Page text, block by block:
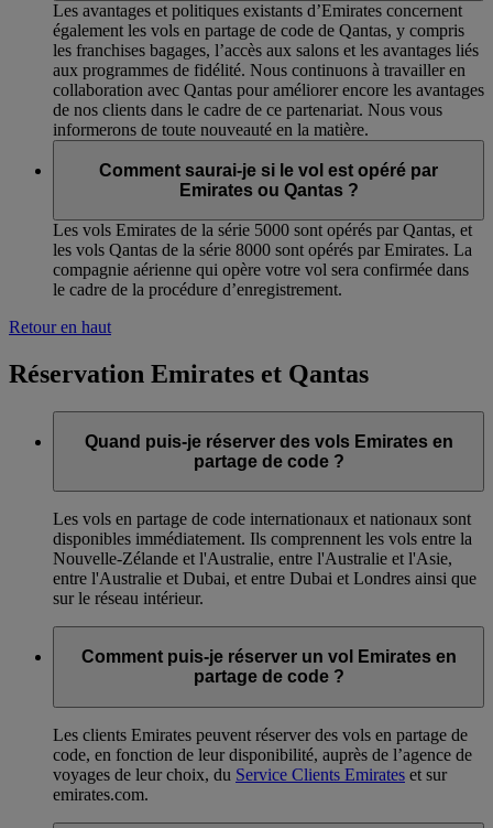
Les avantages et politiques existants d’Emirates concernent
également les vols en partage de code de Qantas, y compris
les franchises bagages, l’accès aux salons et les avantages liés
aux programmes de fidélité. Nous continuons à travailler en
collaboration avec Qantas pour améliorer encore les avantages
de nos clients dans le cadre de ce partenariat. Nous vous
informerons de toute nouveauté en la matière.
Comment saurai-je si le vol est opéré par
Emirates ou Qantas ?
Les vols Emirates de la série 5000 sont opérés par Qantas, et
les vols Qantas de la série 8000 sont opérés par Emirates. La
compagnie aérienne qui opère votre vol sera confirmée dans
le cadre de la procédure d’enregistrement.
Retour en haut
Réservation Emirates et Qantas
Quand puis-je réserver des vols Emirates en
partage de code ?
Les vols en partage de code internationaux et nationaux sont
disponibles immédiatement. Ils comprennent les vols entre la
Nouvelle-Zélande et l'Australie, entre l'Australie et l'Asie,
entre l'Australie et Dubai, et entre Dubai et Londres ainsi que
sur le réseau intérieur.
Comment puis-je réserver un vol Emirates en
partage de code ?
Les clients Emirates peuvent réserver des vols en partage de
code, en fonction de leur disponibilité, auprès de l’agence de
voyages de leur choix, du Service Clients Emirates et sur
emirates.com.